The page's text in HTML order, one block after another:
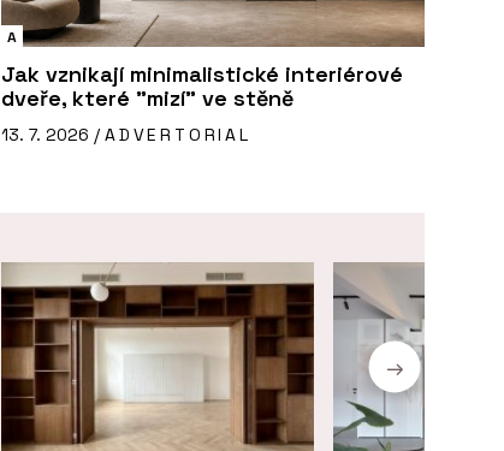
A
Jak vznikají minimalistické interiérové
dveře, které "mizí" ve stěně
13. 7. 2026 / ADVERTORIAL